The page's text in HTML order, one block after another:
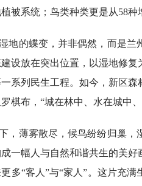
被系统；鸟类种类更是从58种
地的蝶变，并非偶然，而是兰
设放在突出位置，以湿地修
系列民生工程。如今，新区
棋布，“城在林中、水在城中
，薄雾散尽，候鸟纷纷归巢
一幅人与自然和谐共生的美
多“客人”与“家人”。这片充